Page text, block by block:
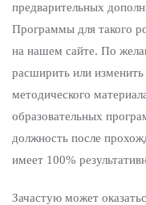
предварительных
Программы для такого
на нашем сайте. По
расширить или
методического
образовательных
должность после
имеет 100%
Зачастую может